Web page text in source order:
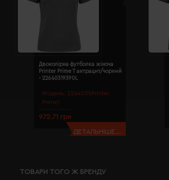
Модель: 2264031(Printer
Prime)
Двоколірна футболка жіноча
Printer Prime T антрацит/чорний
- 22640319390L
972.71 грн
ДЕТАЛЬНІШЕ...
ТОВАРИ ТОГО Ж БРЕНДУ